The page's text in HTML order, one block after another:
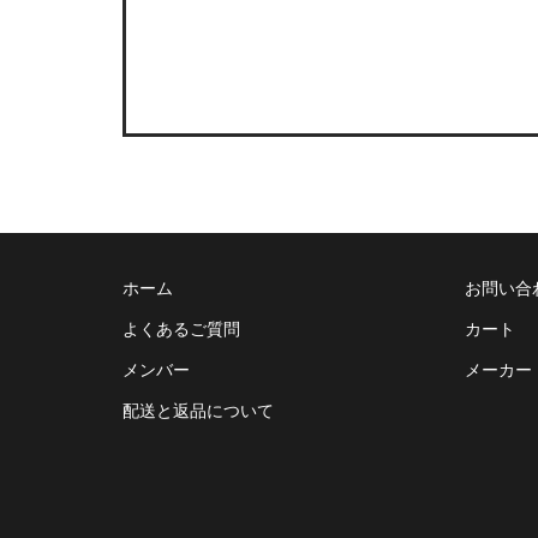
ホーム お問い合
よくあるご質問 カート
メンバー メーカー
配送と返品について